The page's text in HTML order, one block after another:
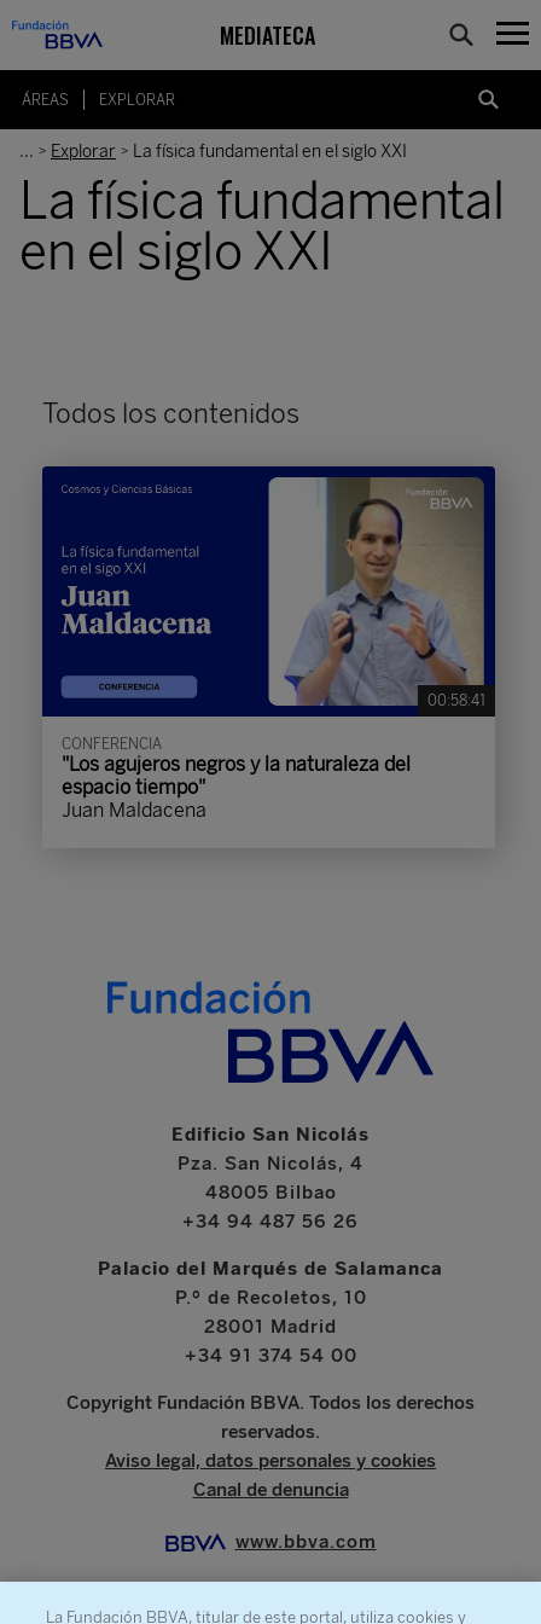
MEDIATECA
ÁREAS EXPLORAR
... > Explorar > La física fundamental en el siglo XXI
La física fundamental
en el siglo XXI
Todos los contenidos
00:58:41
CONFERENCIA
"Los agujeros negros y la naturaleza del
espacio tiempo"
Juan Maldacena
Edificio San Nicolás
Pza. San Nicolás, 4
48005 Bilbao
+34 94 487 56 26
Palacio del Marqués de Salamanca
P.º de Recoletos, 10
28001 Madrid
+34 91 374 54 00
Copyright Fundación BBVA. Todos los derechos
reservados.
Aviso legal, datos personales y cookies
Canal de denuncia
www.bbva.com
La Fundación BBVA, titular de este portal, utiliza cookies y